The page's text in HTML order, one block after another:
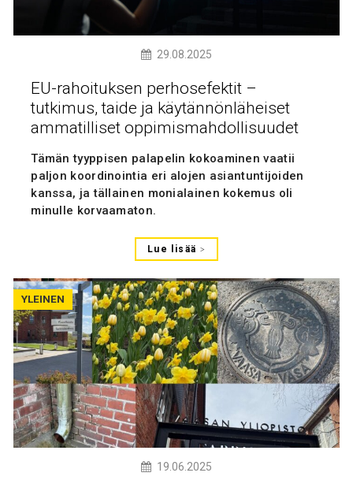
29.08.2025
EU-rahoituksen perhosefektit –
tutkimus, taide ja käytännönläheiset
ammatilliset oppimismahdollisuudet
Tämän tyyppisen palapelin kokoaminen vaatii
paljon koordinointia eri alojen asiantuntijoiden
kanssa, ja tällainen monialainen kokemus oli
minulle korvaamaton.
Lue lisää
YLEINEN
19.06.2025